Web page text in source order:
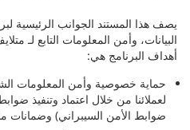
يصف هذا المستند الجوانب الرئيسية
البيانات، وأمن المعلومات التابع لـ
أهداف البرنامج هي:
حماية خصوصية وأمن المعلومات
لعملائنا من خلال اعتماد وتنفيذ
ضوابط الأمن السيبراني) وضمانات